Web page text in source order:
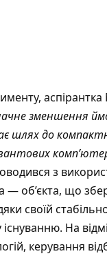
аспірантка
зменшення
шлях до
з
— об’єкта, що
своїй
На
керування